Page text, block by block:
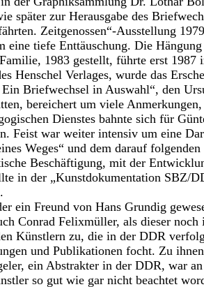
später zur Herausgabe des
Zeitgenossen“-Ausstellung
eine tiefe Enttäuschung. Die
1983 gestellt, führte erst 1987
Henschel Verlages, wurde das
Briefwechsel in Auswahl“, den
bereichert um viele
Dienstes bahnte sich für
Feist war weiter intensiv um eine
Weges“ und dem darauf
Beschäftigung, mit der
in der „Kunstdokumentation SBZ/
ein Freund von Hans Grundig
Conrad Felixmüller, als dieser
Künstlern zu, die in der DDR
und Publikationen focht. Zu
ein Abstrakter in der DDR, war
so gut wie gar nicht beachtet